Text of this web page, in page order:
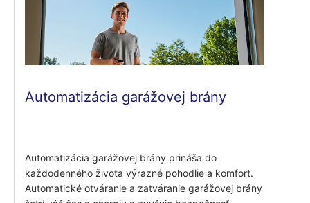
Automatizácia garážovej brány
Automatizácia garážovej brány prináša do
každodenného života výrazné pohodlie a komfort.
Automatické otváranie a zatváranie garážovej brány